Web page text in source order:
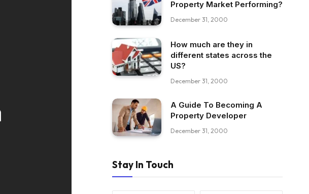
Property Market Performing?
December 31, 2000
How much are they in
different states across the
US?
December 31, 2000
A Guide To Becoming A
Property Developer
December 31, 2000
Stay In Touch